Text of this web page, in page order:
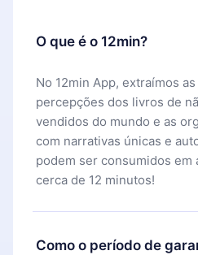
O que é o 12min?
No 12min App, extraímos
percepções dos livros de
vendidos do mundo e as
com narrativas únicas e
podem ser consumidos em
cerca de 12 minutos!
Como o período de